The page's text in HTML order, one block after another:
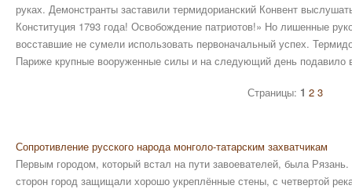
руках. Демонстранты заставили термидорианский Конвент
Конституция 1793 года! Освобождение патриотов!» Но лишенные
восставшие не сумели использовать первоначальный успех.
Париже крупные вооруженные силы и на следующий день подавило
Страницы: 1 2 3
Сопротивление русского народа монголо-татарским захватчикам
Первым городом, который встал на пути завоевателей, была
сторон город защищали хорошо укреплённые стены, с четвертой